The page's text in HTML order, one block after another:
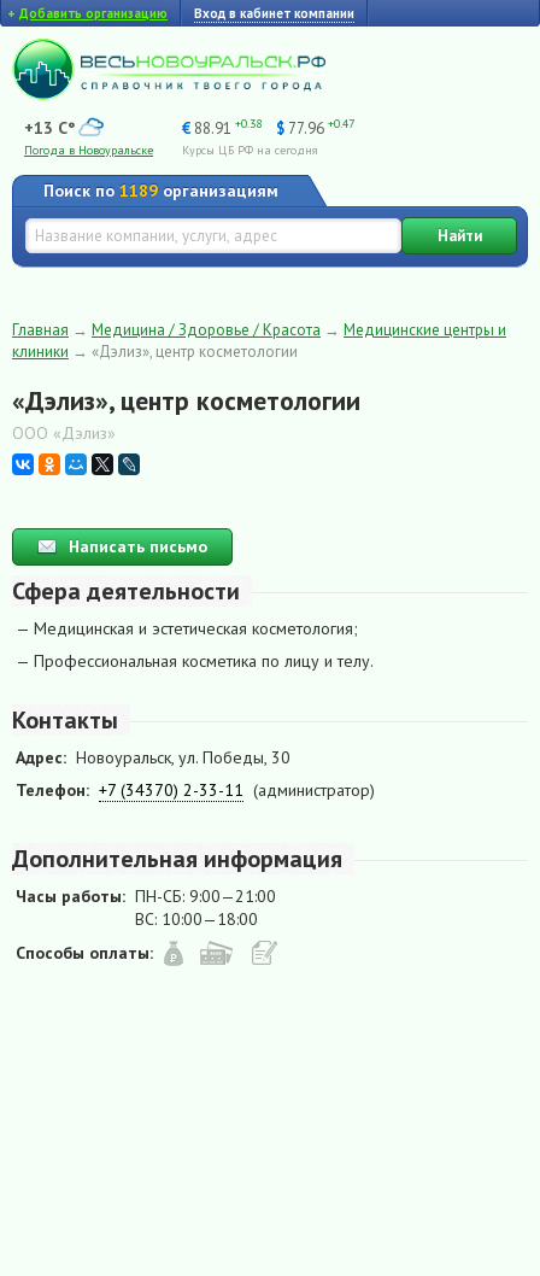
+ Добавить организацию Вход в кабинет компании
+13 C°
Погода в Новоуральске
€ 88.91 +0.38 $ 77.96 +0.47
Курсы ЦБ РФ на сегодня
Поиск по 1189 организациям
Найти
Главная → Медицина / Здоровье / Красота → Медицинские центры и
клиники → «Дэлиз», центр косметологии
«Дэлиз», центр косметологии
ООО «Дэлиз»
Написать письмо
Сфера деятельности
— Медицинская и эстетическая косметология;
— Профессиональная косметика по лицу и телу.
Контакты
Адрес: Новоуральск, ул. Победы, 30
Телефон: +7 (34370) 2-33-11 (администратор)
Дополнительная информация
Часы работы: ПН-СБ: 9:00—21:00
ВС: 10:00—18:00
Способы оплаты: